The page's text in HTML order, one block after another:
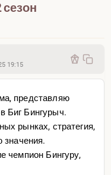
сезон
19:15
представляю
Биг Бингурыч.
рынках, стратегия,
значения.
чемпион Бингуру,